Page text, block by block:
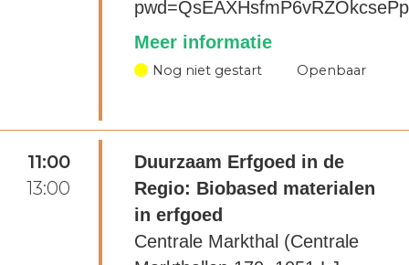
Meer informatie
Nog niet gestart Openbaar
11:00
13:00
Duurzaam Erfgoed in de
Regio: Biobased materialen
in erfgoed
Centrale Markthal (Centrale